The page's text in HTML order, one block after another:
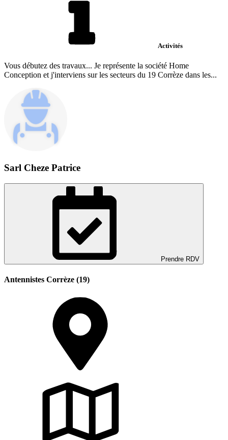
Activités
Vous débutez des travaux... Je représente la société Home
Conception et j'interviens sur les secteurs du 19 Corrèze dans les...
Sarl Cheze Patrice
Prendre RDV
Antennistes Corrèze (19)